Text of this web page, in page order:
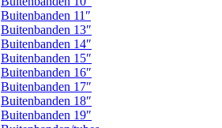
Buitenbanden 11″
Buitenbanden 13″
Buitenbanden 14″
Buitenbanden 15″
Buitenbanden 16″
Buitenbanden 17″
Buitenbanden 18″
Buitenbanden 19″